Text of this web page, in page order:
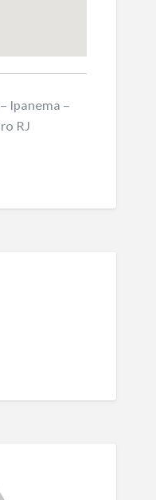
Ipanema –
RJ